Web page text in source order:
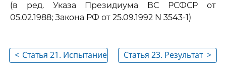
(в ред. Указа Президиума ВС РСФСР от
05.02.1988; Закона РФ от 25.09.1992 N 3543-1)
< Статья 21. Испытание
>
Статья 23. Результат